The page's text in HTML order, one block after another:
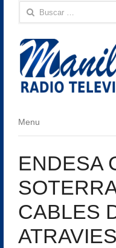
Buscar:
Menu
Menu
ENDESA
CABLES